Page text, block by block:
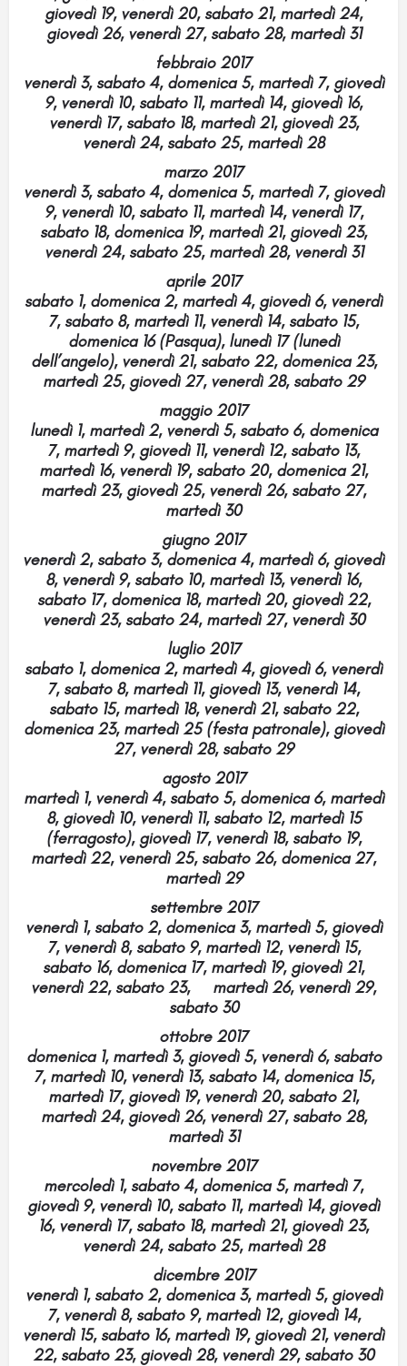
giovedì 19, venerdì 20, sabato 21, martedì 24,
giovedì 26, venerdì 27, sabato 28, martedì 31
febbraio 2017
venerdì 3, sabato 4, domenica 5, martedì 7, giovedì
9, venerdì 10, sabato 11, martedì 14, giovedì 16,
venerdì 17, sabato 18, martedì 21, giovedì 23,
venerdì 24, sabato 25, martedì 28
marzo 2017
venerdì 3, sabato 4, domenica 5, martedì 7, giovedì
9, venerdì 10, sabato 11, martedì 14, venerdì 17,
sabato 18, domenica 19, martedì 21, giovedì 23,
venerdì 24, sabato 25, martedì 28, venerdì 31
aprile 2017
sabato 1, domenica 2, martedì 4, giovedì 6, venerdì
7, sabato 8, martedì 11, venerdì 14, sabato 15,
domenica 16 (Pasqua), lunedì 17 (lunedì
dell’angelo), venerdì 21, sabato 22, domenica 23,
martedì 25, giovedì 27, venerdì 28, sabato 29
maggio 2017
lunedì 1, martedì 2, venerdì 5, sabato 6, domenica
7, martedì 9, giovedì 11, venerdì 12, sabato 13,
martedì 16, venerdì 19, sabato 20, domenica 21,
martedì 23, giovedì 25, venerdì 26, sabato 27,
martedì 30
giugno 2017
venerdì 2, sabato 3, domenica 4, martedì 6, giovedì
8, venerdì 9, sabato 10, martedì 13, venerdì 16,
sabato 17, domenica 18, martedì 20, giovedì 22,
venerdì 23, sabato 24, martedì 27, venerdì 30
luglio 2017
sabato 1, domenica 2, martedì 4, giovedì 6, venerdì
7, sabato 8, martedì 11, giovedì 13, venerdì 14,
sabato 15, martedì 18, venerdì 21, sabato 22,
domenica 23, martedì 25 (festa patronale), giovedì
27, venerdì 28, sabato 29
agosto 2017
martedì 1, venerdì 4, sabato 5, domenica 6, martedì
8, giovedì 10, venerdì 11, sabato 12, martedì 15
(ferragosto), giovedì 17, venerdì 18, sabato 19,
martedì 22, venerdì 25, sabato 26, domenica 27,
martedì 29
settembre 2017
venerdì 1, sabato 2, domenica 3, martedì 5, giovedì
7, venerdì 8, sabato 9, martedì 12, venerdì 15,
sabato 16, domenica 17, martedì 19, giovedì 21,
venerdì 22, sabato 23, martedì 26, venerdì 29,
sabato 30
ottobre 2017
domenica 1, martedì 3, giovedì 5, venerdì 6, sabato
7, martedì 10, venerdì 13, sabato 14, domenica 15,
martedì 17, giovedì 19, venerdì 20, sabato 21,
martedì 24, giovedì 26, venerdì 27, sabato 28,
martedì 31
novembre 2017
mercoledì 1, sabato 4, domenica 5, martedì 7,
giovedì 9, venerdì 10, sabato 11, martedì 14, giovedì
16, venerdì 17, sabato 18, martedì 21, giovedì 23,
venerdì 24, sabato 25, martedì 28
dicembre 2017
venerdì 1, sabato 2, domenica 3, martedì 5, giovedì
7, venerdì 8, sabato 9, martedì 12, giovedì 14,
venerdì 15, sabato 16, martedì 19, giovedì 21, venerdì
22, sabato 23, giovedì 28, venerdì 29, sabato 30